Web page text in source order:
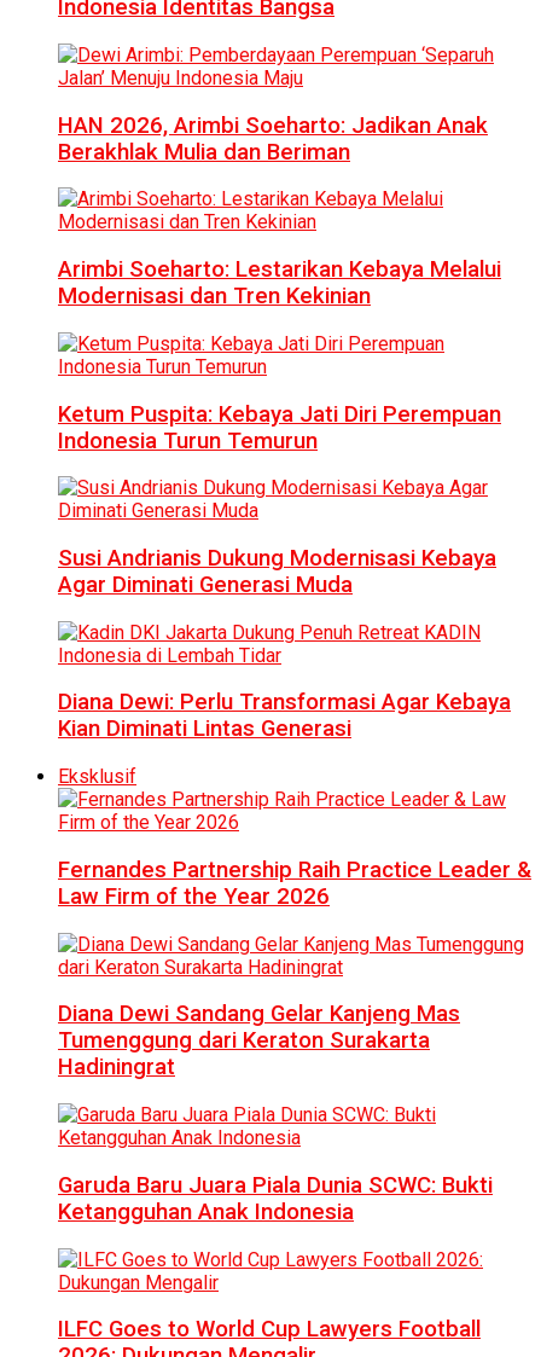
Indonesia Identitas Bangsa
HAN 2026, Arimbi Soeharto: Jadikan Anak
Berakhlak Mulia dan Beriman
Arimbi Soeharto: Lestarikan Kebaya Melalui
Modernisasi dan Tren Kekinian
Ketum Puspita: Kebaya Jati Diri Perempuan
Indonesia Turun Temurun
Susi Andrianis Dukung Modernisasi Kebaya
Agar Diminati Generasi Muda
Diana Dewi: Perlu Transformasi Agar Kebaya
Kian Diminati Lintas Generasi
Eksklusif
Fernandes Partnership Raih Practice Leader &
Law Firm of the Year 2026
Diana Dewi Sandang Gelar Kanjeng Mas
Tumenggung dari Keraton Surakarta
Hadiningrat
Garuda Baru Juara Piala Dunia SCWC: Bukti
Ketangguhan Anak Indonesia
ILFC Goes to World Cup Lawyers Football